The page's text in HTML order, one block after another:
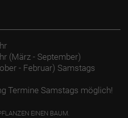
(März - September)
- Februar) Samstags
Termine Samstags möglich!
EINEN BAUM.